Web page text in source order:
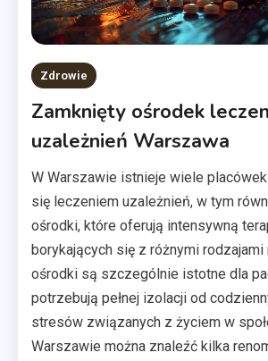
Zdrowie
Zamknięty ośrodek
uzależnień Warszawa
W Warszawie istnieje wiele
się leczeniem uzależnień, w tym
ośrodki, które oferują intensywną
borykających się z różnymi rodzajami
ośrodki są szczególnie istotne dla
potrzebują pełnej izolacji od
stresów związanych z życiem w
Warszawie można znaleźć kilka